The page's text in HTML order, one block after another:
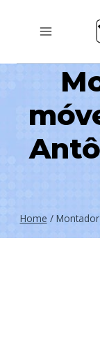
Home /